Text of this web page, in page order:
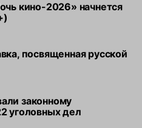
кино-2026» начнется
посвященная русской
законному
уголовных дел